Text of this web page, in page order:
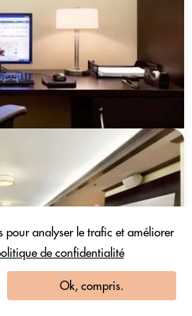
pour analyser le trafic et améliorer
de confidentialité
Ok, compris.